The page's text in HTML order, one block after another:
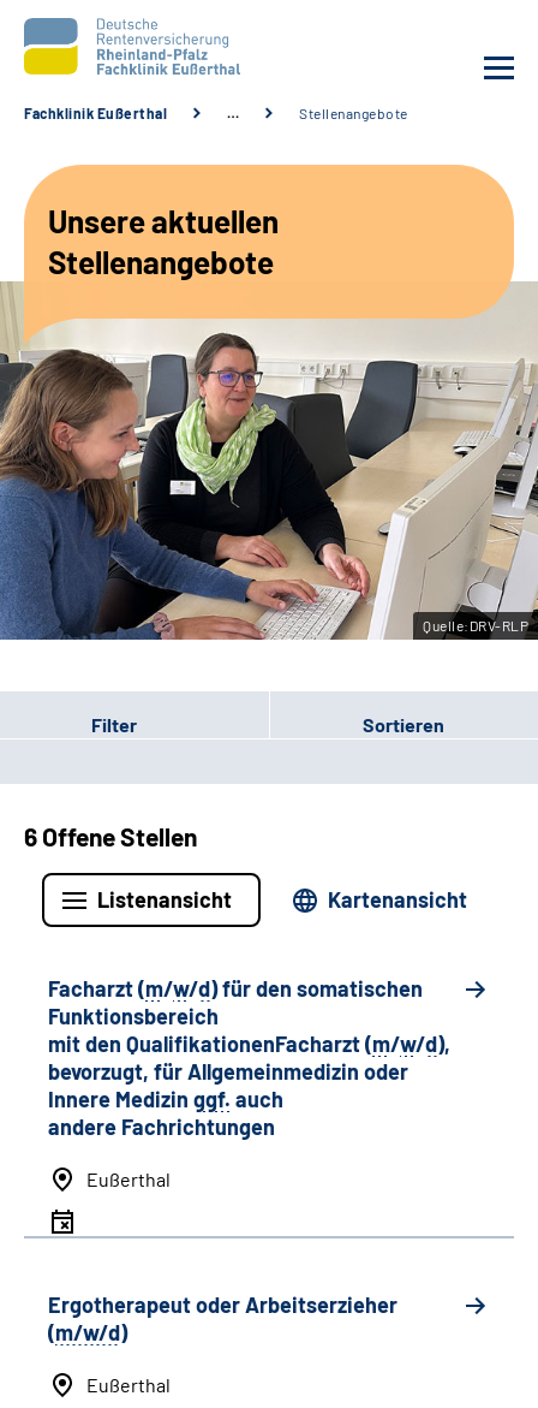
Unsere Angebote
Karriere
Beratungsstellen &
Zuweisende
Suche
Leichte Sprache
Gebärdensprache
Fachklinik Eußerthal … Stellenangebote
Unsere aktuellen
Stellenangebote
Quelle:DRV-RLP
Filter Sortieren
6 Offene Stellen
Listenansicht Kartenansicht
Facharzt (m/w/d) für den somatischen
Funktionsbereich
mit den QualifikationenFacharzt (m/w/d),
bevorzugt, für Allgemeinmedizin oder
Innere Medizin ggf. auch
andere Fachrichtungen
Eußerthal
Ergotherapeut oder Arbeitserzieher
(m/w/d)
Eußerthal